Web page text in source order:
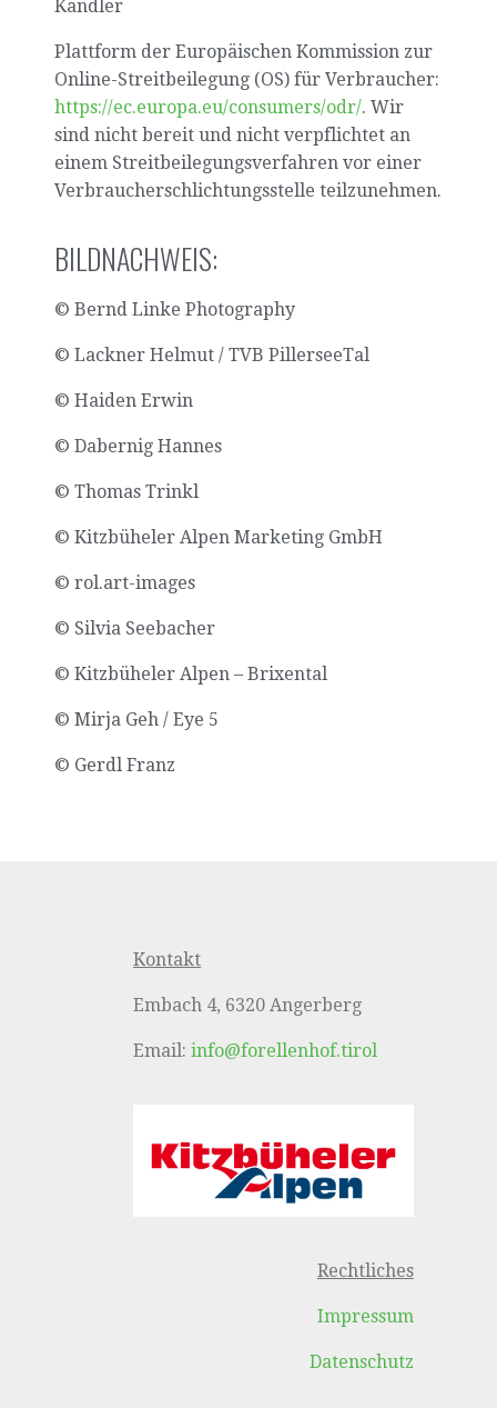
Kandler
Plattform der Europäischen Kommission zur
Online-Streitbeilegung (OS) für Verbraucher:
https://ec.europa.eu/consumers/odr/. Wir
sind nicht bereit und nicht verpflichtet an
einem Streitbeilegungsverfahren vor einer
Verbraucherschlichtungsstelle teilzunehmen.
BILDNACHWEIS:
© Bernd Linke Photography
© Lackner Helmut / TVB PillerseeTal
© Haiden Erwin
© Dabernig Hannes
© Thomas Trinkl
© Kitzbüheler Alpen Marketing GmbH
© rol.art-images
© Silvia Seebacher
© Kitzbüheler Alpen – Brixental
© Mirja Geh / Eye 5
© Gerdl Franz
Kontakt
Embach 4, 6320 Angerberg
Email:info@forellenhof.tirol
Rechtliches
Impressum
Datenschutz